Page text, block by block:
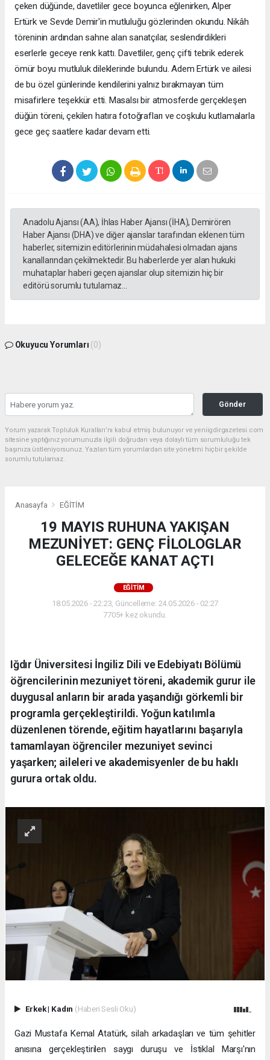
çeken düğünde, davetliler gece boyunca eğlenirken, Alper
Ertürk ve Sevde Demir'in mutluluğu gözlerinden okundu. Nikâh
töreninin ardından sahne alan sanatçılar, seslendirdikleri
eserlerle geceye renk kattı. Davetliler, genç çifti tebrik ederek
ömür boyu mutluluk dileklerinde bulundu. Adem Ertürk ve ailesi
de bu özel günlerinde kendilerini yalnız bırakmayan tüm
misafirlere teşekkür etti. Masalsı bir atmosferde gerçekleşen
düğün töreni, çekilen hatıra fotoğrafları ve coşkulu kutlamalarla
gece geç saatlere kadar devam etti.
Anadolu Ajansı (AA), İhlas Haber Ajansı (İHA), Demirören
Haber Ajansı (DHA) ve diğer ajanslar tarafından eklenen tüm
haberler, sitemizin editörlerinin müdahalesi olmadan ajans
kanallarından çekilmektedir. Bu haberlerde yer alan hukuki
muhataplar haberi geçen ajanslar olup sitemizin hiç bir
editörü sorumlu tutulamaz...
Okuyucu Yorumları (0)
Gönder
Yorum yazarak Topluluk Kuralları’nı kabul etmiş bulunuyor ve yeniigdirgazetesi.com
sitesine yaptığınız yorumunuzla ilgili doğrudan veya dolaylı tüm sorumluluğu tek
başınıza üstleniyorsunuz. Yazılan tüm yorumlardan site yönetimi hiçbir şekilde
sorumlu tutulamaz.
Anasayfa EĞİTİM
19 MAYIS RUHUNA YAKIŞAN
MEZUNİYET: GENÇ FİLOLOGLAR
GELECEĞE KANAT AÇTI
EĞİTİM
18.05.2026 - 22:23, Güncelleme: 24.05.2026 - 02:27
7705+ kez okundu.
Iğdır Üniversitesi İngiliz Dili ve Edebiyatı Bölümü
öğrencilerinin mezuniyet töreni, akademik gurur ile
duygusal anların bir arada yaşandığı görkemli bir
programla gerçekleştirildi. Yoğun katılımla
düzenlenen törende, eğitim hayatlarını başarıyla
tamamlayan öğrenciler mezuniyet sevinci
yaşarken; aileleri ve akademisyenler de bu haklı
gurura ortak oldu.
Erkek| Kadın (Haberi Sesli Oku)
Gazi Mustafa Kemal Atatürk, silah arkadaşları ve tüm şehitler
anısına gerçekleştirilen saygı duruşu ve İstiklal Marşı'nın